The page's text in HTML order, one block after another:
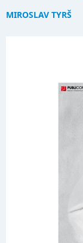
MIROSLAV TYRŠ